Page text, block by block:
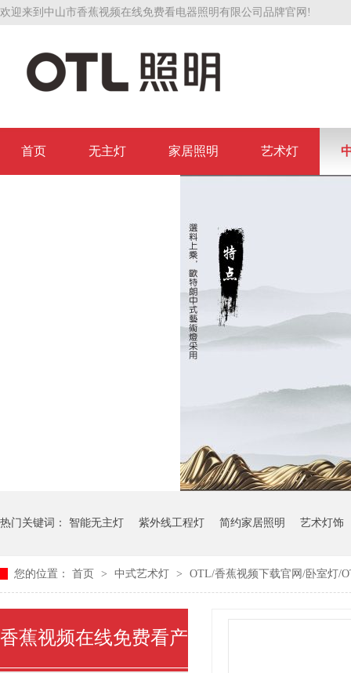
欢迎来到中山市香蕉视频在线免费看电器照明有限公司品牌官网!
首页 无主灯 家居照明 艺术灯
热门关键词： 智能无主灯 紫外线工程灯 简约家居照明 艺术灯饰
您的位置： 首页 > 中式艺术灯 > OTL/香蕉视频下载官网/卧室灯/
香蕉视频在线免费看产